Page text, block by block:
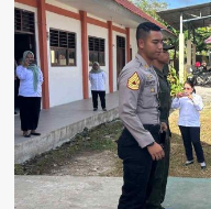
Maluku
Mulai
Operasi
Antik
Salawaku
2026,
TNI,
BNN
dan
Bea